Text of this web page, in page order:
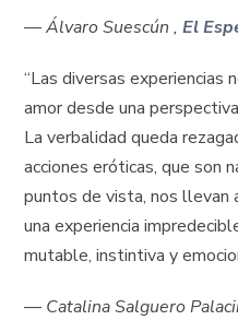
—Álvaro Suescún ,El
“Las diversas
amor desde una
La verbalidad queda
acciones eróticas, que son
puntos de vista, nos llevan
una experiencia
mutable, instintiva y
— Catalina Salguero